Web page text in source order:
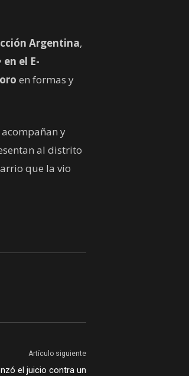
Argentina,
en el E-
en formas y
acompañan y
al distrito
que la vio
Artículo siguiente
el juicio contra un